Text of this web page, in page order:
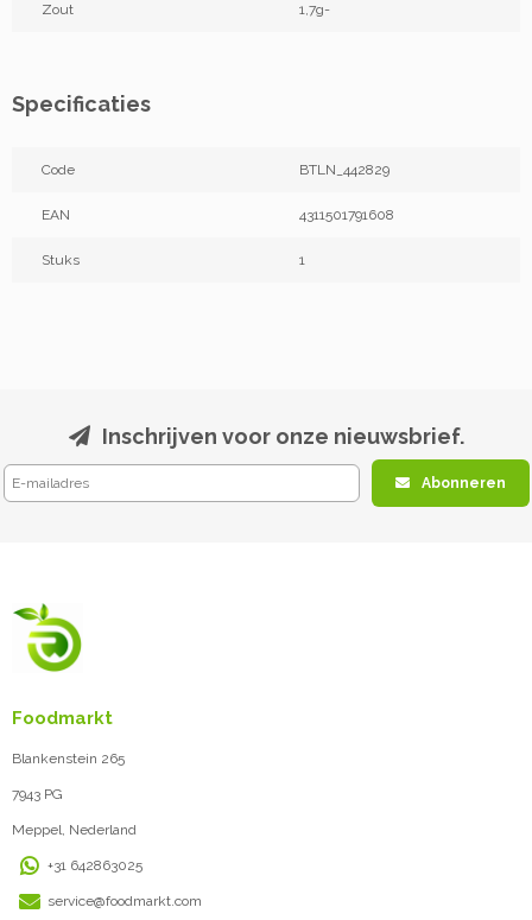
Zout 1,7g-
Specificaties
Code BTLN_442829
EAN 4311501791608
Stuks 1
Inschrijven voor onze nieuwsbrief.
Abonneren
Foodmarkt
Blankenstein 265
7943 PG
Meppel, Nederland
+31 642863025
service@foodmarkt.com